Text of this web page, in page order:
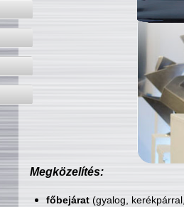
Megközelítés:
főbejárat(gyalog,